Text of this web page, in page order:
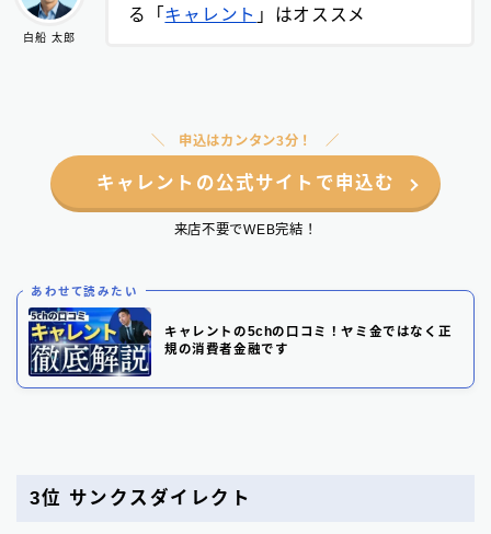
白船 太郎
る「 キャレント 」はオススメ
申込はカンタン3分！
キャレントの公式サイトで申込む
来店不要でWEB完結！
あわせて読みたい
キャレントの5chの口コミ！ヤミ金ではなく正
規の消費者金融です
3位 サンクスダイレクト